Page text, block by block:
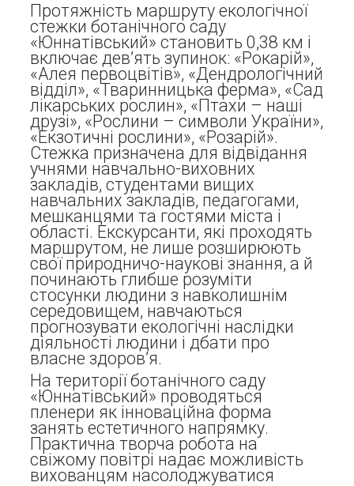
Протяжність маршруту екологічної
стежки ботанічного саду
«Юннатівський» становить 0,38 км і
включає дев’ять зупинок: «Рокарій»,
«Алея первоцвітів», «Дендрологічний
відділ», «Тваринницька ферма», «Сад
лікарських рослин», «Птахи – наші
друзі», «Рослини – символи України»,
«Екзотичні рослини», «Розарій».
Стежка призначена для відвідання
учнями навчально-виховних
закладів, студентами вищих
навчальних закладів, педагогами,
мешканцями та гостями міста і
області. Екскурсанти, які проходять
маршрутом, не лише розширюють
свої природничо-наукові знання, а й
починають глибше розуміти
стосунки людини з навколишнім
середовищем, навчаються
прогнозувати екологічні наслідки
діяльності людини і дбати про
власне здоров’я.
На території ботанічного саду
«Юннатівський» проводяться
пленери як інноваційна форма
занять естетичного напрямку.
Практична творча робота на
свіжому повітрі надає можливість
вихованцям насолоджуватися